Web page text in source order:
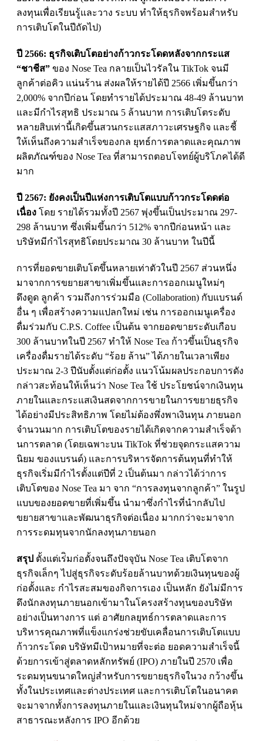
ลงทุนเพื่อเรียนรู้และวาง ระบบ ทําให้ธุรกิจพร้อมสําหรับ
การเติบโตในปีถัดไป)
ปี 2566: ธุรกิจเติบโตอย่างก้าวกระโดดหลังจากกระแส
“ชาชีส” ของ Nose Tea กลายเป็นไวรัลใน TikTok จนมี
ลูกค้าต่อคิว แน่นร้าน ส่งผลให้รายได้ปี 2566 เพิ่มขึ้นกว่า
2,000% จากปีก่อน โดยทํารายได้ประมาณ 48-49 ล้านบาท
และมีกําไรสุทธิ ประมาณ 5 ล้านบาท การเติบโตระดับ
หลายสิบเท่านี้เกิดขึ้นสวนกระแสสภาวะเศรษฐกิจ และชี้
ให้เห็นถึงความสําเร็จของกล ยุทธ์การตลาดและคุณภาพ
ผลิตภัณฑ์ของ Nose Tea ที่สามารถตอบโจทย์ผู้บริโภคได้ดี
มาก
ปี 2567: ยังคงเป็นปีแห่งการเติบโตแบบก้าวกระโดดต่อ
เนื่อง โดย รายได้รวมทั้งปี 2567 พุ่งขึ้นเป็นประมาณ 297-
298 ล้านบาท ซึ่งเพิ่มขึ้นกว่า 512% จากปีก่อนหน้า และ
บริษัทมีกําไรสุทธิโดยประมาณ 30 ล้านบาท ในปีนี้
การที่ยอดขายเติบโตขึ้นหลายเท่าตัวในปี 2567 ส่วนหนึ่ง
มาจากการขยายสาขาเพิ่มขึ้นและการออกเมนูใหม่ๆ
ดึงดูด ลูกค้า รวมถึงการร่วมมือ (Collaboration) กับแบรนด์
อื่น ๆ เพื่อสร้างความแปลกใหม่ เช่น การออกเมนูเครื่อง
ดื่มร่วมกับ C.P.S. Coffee เป็นต้น จากยอดขายระดับเกือบ
300 ล้านบาทในปี 2567 ทําให้ Nose Tea ก้าวขึ้นเป็นธุรกิจ
เครื่องดื่มรายได้ระดับ “ร้อย ล้าน” ได้ภายในเวลาเพียง
ประมาณ 2-3 ปีนับตั้งแต่ก่อตั้ง แนวโน้มผลประกอบการดัง
กล่าวสะท้อนให้เห็นว่า Nose Tea ใช้ ประโยชน์จากเงินทุน
ภายในและกระแสเงินสดจากการขายในการขยายธุรกิจ
ได้อย่างมีประสิทธิภาพ โดยไม่ต้องพึ่งพาเงินทุน ภายนอก
จํานวนมาก การเติบโตของรายได้เกิดจากความสําเร็จด้า
นการตลาด (โดยเฉพาะบน TikTok ที่ช่วยจุดกระแสความ
นิยม ของแบรนด์) และการบริหารจัดการต้นทุนที่ทําให้
ธุรกิจเริ่มมีกําไรตั้งแต่ปีที่ 2 เป็นต้นมา กล่าวได้ว่าการ
เติบโตของ Nose Tea มา จาก “การลงทุนจากลูกค้า” ในรูป
แบบของยอดขายที่เพิ่มขึ้น นํามาซึ่งกําไรที่นํากลับไป
ขยายสาขาและพัฒนาธุรกิจต่อเนื่อง มากกว่าจะมาจาก
การระดมทุนจากนักลงทุนภายนอก
สรุป ตั้งแต่เร่ิมก่อตั้งจนถึงปัจจุบัน Nose Tea เติบโตจาก
ธุรกิจเล็กๆ ไปสู่ธุรกิจระดับร้อยล้านบาทด้วยเงินทุนของผู้
ก่อตั้งและ กําไรสะสมของกิจการเอง เป็นหลัก ยังไม่มีการ
ดึงนักลงทุนภายนอกเข้ามาในโครงสร้างทุนของบริษัท
อย่างเป็นทางการ แต่ อาศัยกลยุทธ์การตลาดและการ
บริหารคุณภาพที่แข็งแกร่งช่วยขับเคลื่อนการเติบโตแบบ
ก้าวกระโดด บริษัทมีเป้าหมายที่จะต่อ ยอดความสําเร็จนี้
ด้วยการเข้าสู่ตลาดหลักทรัพย์ (IPO) ภายในปี 2570 เพื่อ
ระดมทุนขนาดใหญ่สําหรับการขยายธุรกิจในวง กว้างขึ้น
ทั้งในประเทศและต่างประเทศ และการเติบโตในอนาคต
จะมาจากทั้งการลงทุนภายในและเงินทุนใหม่จากผู้ถือหุ้น
สาธารณะหลังการ IPO อีกด้วย